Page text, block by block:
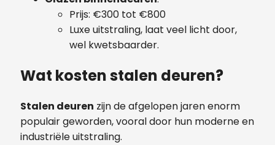
Prijs: €300 tot €800
Luxe uitstraling, laat veel licht door,
wel kwetsbaarder.
Wat kosten stalen deuren?
Stalen deuren zijn de afgelopen jaren enorm
populair geworden, vooral door hun moderne en
industriële uitstraling.